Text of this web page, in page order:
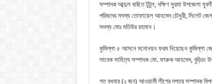
সম্পাদক আব্দুল বাছিত টুটুল, দক্ষিণ সুরমা উপজেলা
পরিষদের সদস্য তোফায়েল আহমেদ চৌধুরী, সিলেট
সদস্য মোঃ মতিউর রহমান।
কুমিল্লা ৫ আসনে মনোনয়ন ফরম নিয়েছেন কুমিল্লা
সাবেক সাহিত্য সম্পাদক মো. ফারুক আহমেদ, বুড়িচং
গত বুধবার (২ জুন) আওয়ামী লীগের দপ্তর সম্পাদক